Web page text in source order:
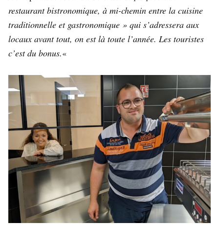
restaurant bistronomique, à mi-chemin entre la cuisine
traditionnelle et gastronomique » qui s’adressera aux
locaux avant tout, on est là toute l’année. Les touristes
c’est du bonus.«